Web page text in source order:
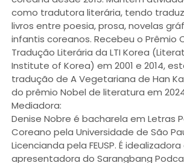
como tradutora literária, tendo
livros entre poesia, prosa, novelas
infantis coreanos. Recebeu o Prêmio
Tradução Literária da LTI Korea
Institute of Korea) em 2001 e 2014,
tradução de A Vegetariana de Han
do prêmio Nobel de literatura em
Mediadora:
Denise Nobre é bacharela em Letras
Coreano pela Universidade de São
Licencianda pela FEUSP. É idealizadora
apresentadora do Sarangbang